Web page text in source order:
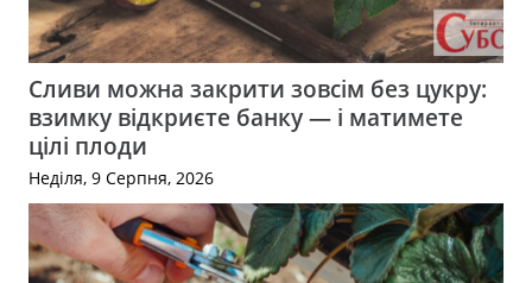
Сливи можна закрити зовсім без цукру:
взимку відкриєте банку — і матимете
цілі плоди
Неділя, 9 Серпня, 2026